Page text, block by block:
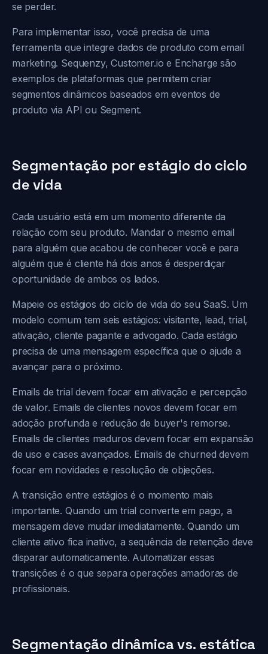
se perder.
Para implementar isso, você precisa de uma
ferramenta que integre dados de produto com email
marketing. Sequenzy, Customer.io e Encharge são
exemplos de plataformas que permitem criar
segmentos dinâmicos baseados em eventos de
produto via API ou Segment.
Segmentação por estágio do ciclo
de vida
Cada usuário está em um momento diferente da
relação com seu produto. Mandar o mesmo email
para alguém que acabou de conhecer você e para
alguém que é cliente há dois anos é desperdiçar
oportunidade de ambos os lados.
Mapeie os estágios do ciclo de vida do seu SaaS. Um
modelo comum tem seis estágios: visitante, lead, trial,
ativação, cliente pagante e advogado. Cada estágio
precisa de uma mensagem específica que o ajude a
avançar para o próximo.
Emails de trial devem focar em ativação e percepção
de valor. Emails de clientes novos devem focar em
adoção profunda e redução de buyer's remorse.
Emails de clientes maduros devem focar em expansão
de uso e cases avançados. Emails de churned devem
focar em novidades e resolução de objeções.
A transição entre estágios é o momento mais
importante. Quando um trial converte em pago, a
mensagem deve mudar imediatamente. Quando um
cliente ativo fica inativo, a sequência de retenção deve
disparar automaticamente. Automatizar essas
transições é o que separa operações amadoras de
profissionais.
Segmentação dinâmica vs. estática